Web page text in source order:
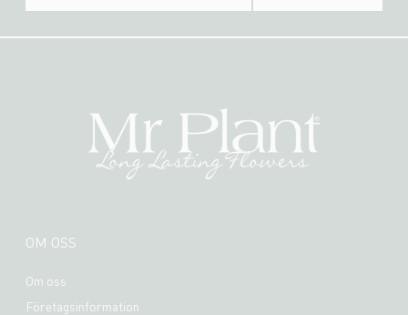
OM OSS
Om oss
Företagsinformation